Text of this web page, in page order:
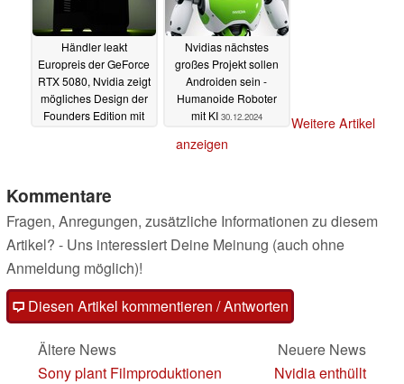
Händler leakt
Europreis der GeForce
RTX 5080, Nvidia zeigt
mögliches Design der
Founders Edition mit
Nvidias nächstes
großes Projekt sollen
Androiden sein -
Humanoide Roboter
mit KI 30.12.2024
Weitere Artikel
anzeigen
Kommentare
Fragen, Anregungen, zusätzliche Informationen zu diesem
Artikel? - Uns interessiert Deine Meinung (auch ohne
Anmeldung möglich)!
Diesen Artikel kommentieren / Antworten
Ältere News
Sony plant Filmproduktionen
Neuere News
Nvidia enthüllt